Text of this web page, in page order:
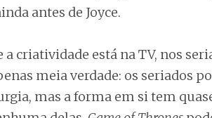
antes de Joyce.
a criatividade está na TV, nos
meia verdade: os seriados
mas a forma em si tem